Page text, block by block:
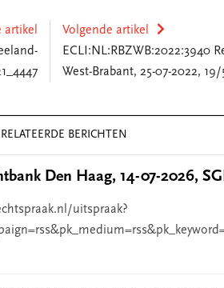
artikel
Volgende artikel
ECLI:NL:RBZWB:2022:3940
West-Brabant, 25-07-2022, 19/
BERICHTEN
Den Haag, 14-07-2026,
uitspraak?